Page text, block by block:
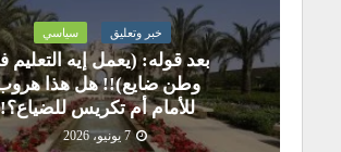
خبر وتعليق سياسي
بعد قوله: (يعمل إيه التعليم
وطن ضايع)!! هل هذا
للأمام أم تكريس للضياع؟!
7 يونيو، 2026